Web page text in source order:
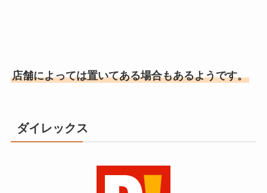
店舗によっては置いてある場合もあるようです。
ダイレックス